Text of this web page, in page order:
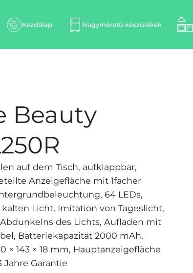
Kezdőlap Nagyméretű készülékek
Beauty
auf dem Tisch, aufklappbar,
Anzeigefläche mit 1facher
64 LEDs,
Licht, Imitation von Tageslicht,
des Lichts, Aufladen mit
Batteriekapazität 2000 mAh,
× 143 × 18 mm, Hauptanzeigefläche
Jahre Garantie